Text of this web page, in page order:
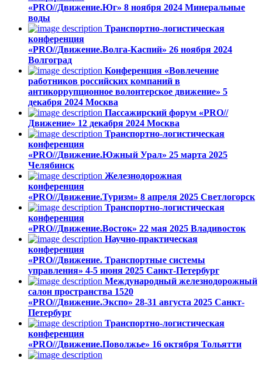
«PRO//Движение.Юг» 8 ноября 2024 Минеральные
воды
Транспортно-логистическая
конференция
«PRO//Движение.Волга-Каспий» 26 ноября 2024
Волгоград
Конференция «Вовлечение
работников российских компаний в
антикоррупционное волонтерское движение» 5
декабря 2024 Москва
Пассажирский форум «PRO//
Движение» 12 декабря 2024 Москва
Транспортно-логистическая
конференция
«PRO//Движение.Южный Урал» 25 марта 2025
Челябинск
Железнодорожная
конференция
«PRO//Движение.Туризм» 8 апреля 2025 Светлогорск
Транспортно-логистическая
конференция
«PRO//Движение.Восток» 22 мая 2025 Владивосток
Научно-практическая
конференция
«PRO//Движение. Транспортные системы
управления» 4-5 июня 2025 Санкт-Петербург
Международный железнодорожный
салон пространства 1520
«PRO//Движение.Экспо» 28-31 августа 2025 Санкт-
Петербург
Транспортно-логистическая
конференция
«PRO//Движение.Поволжье» 16 октября Тольятти